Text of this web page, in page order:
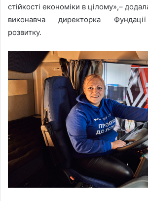
стійкості економіки в цілому»,–
виконавча директорка Фундації
розвитку.